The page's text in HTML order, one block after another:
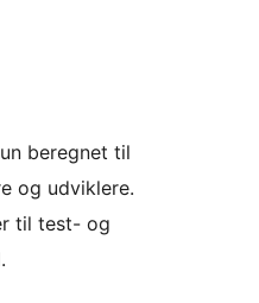
beregnet til
og udviklere.
til test- og